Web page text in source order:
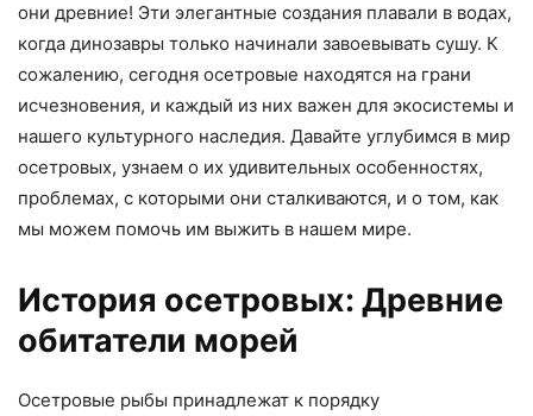
они древние! Эти элегантные создания плавали в водах,
когда динозавры только начинали завоевывать сушу. К
сожалению, сегодня осетровые находятся на грани
исчезновения, и каждый из них важен для экосистемы и
нашего культурного наследия. Давайте углубимся в мир
осетровых, узнаем о их удивительных особенностях,
проблемах, с которыми они сталкиваются, и о том, как
мы можем помочь им выжить в нашем мире.
История осетровых: Древние
обитатели морей
Осетровые рыбы принадлежат к порядку